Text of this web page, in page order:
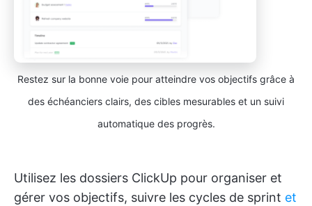
Restez sur la bonne voie pour atteindre vos objectifs grâce à
des échéanciers clairs, des cibles mesurables et un suivi
automatique des progrès.
Utilisez les dossiers ClickUp pour organiser et
gérer vos objectifs, suivre les cycles de sprint et